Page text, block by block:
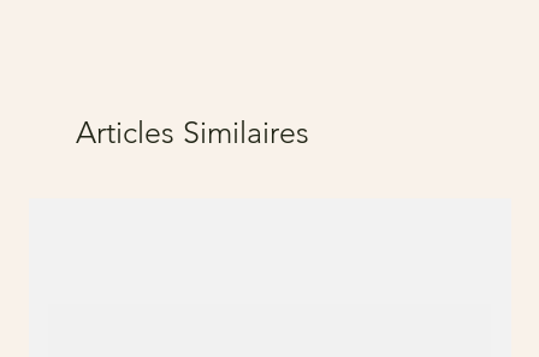
Articles Similaires